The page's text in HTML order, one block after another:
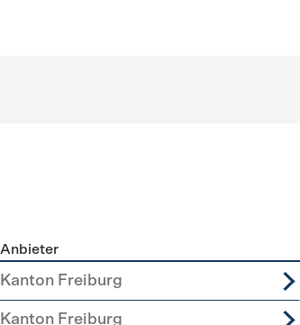
Anbieter
Kanton Freiburg
Kanton Freiburg